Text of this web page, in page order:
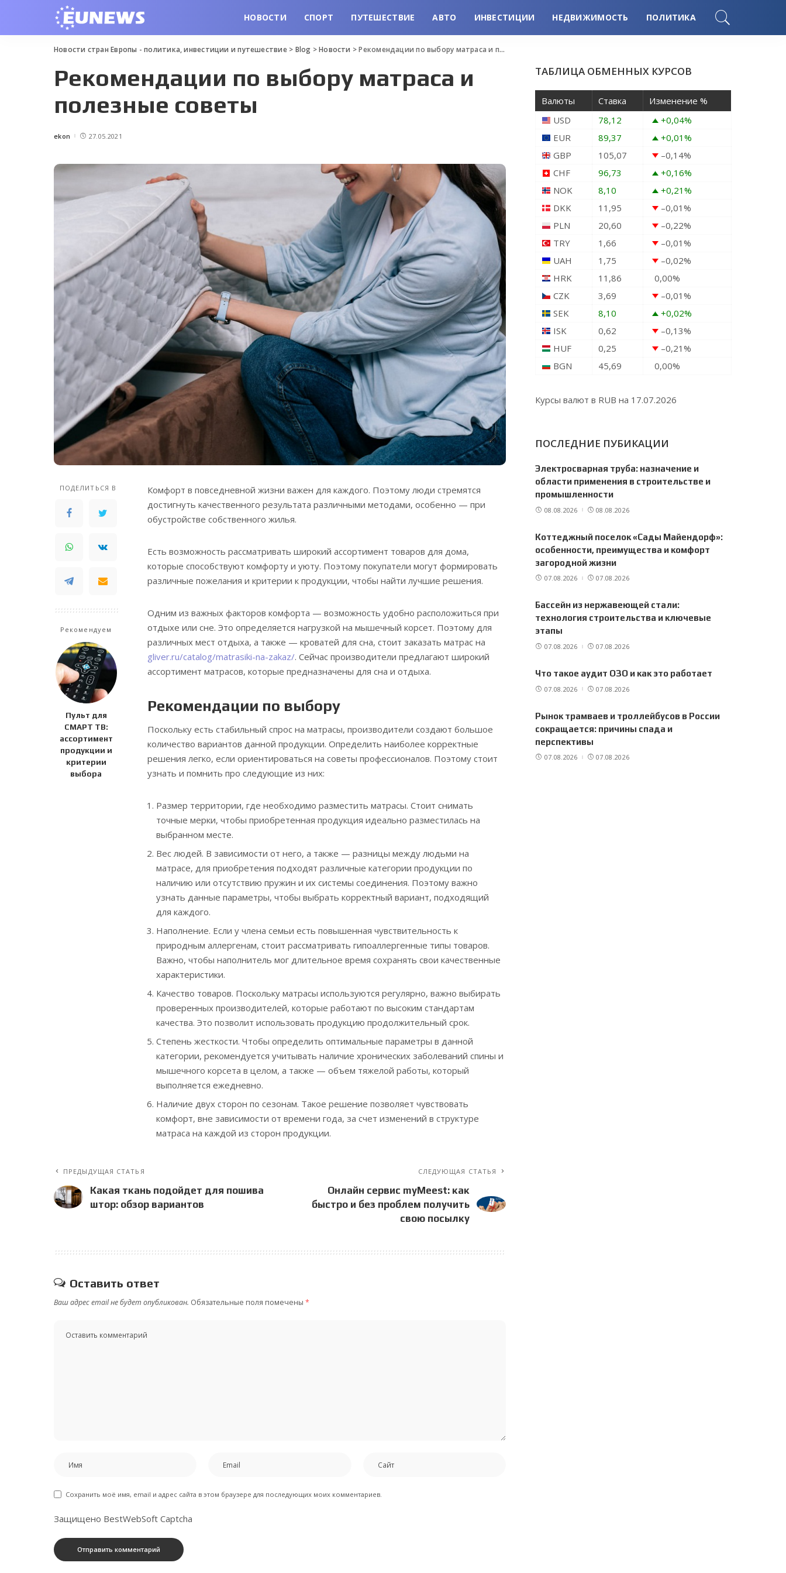
НОВОСТИ СПОРТ ПУТЕШЕСТВИЕ АВТО ИНВЕСТИЦИИ НЕДВИЖИМОСТЬ ПОЛИТИКА
Новости стран Европы - политика, инвестиции и путешествие> Blog >Новости >Рекомендации по выбору матраса и полезные советы
Рекомендации по выбору матраса и
полезные советы
Posted
ekon 27.05.2021
ПОДЕЛИТЬСЯ В
Рекомендуем
Пульт для
СМАРТ ТВ:
ассортимент
продукции и
критерии
выбора
Комфорт в повседневной жизни важен для каждого. Поэтому люди стремятся
достигнуть качественного результата различными методами, особенно — при
обустройстве собственного жилья.
Есть возможность рассматривать широкий ассортимент товаров для дома,
которые способствуют комфорту и уюту. Поэтому покупатели могут формировать
различные пожелания и критерии к продукции, чтобы найти лучшие решения.
Одним из важных факторов комфорта — возможность удобно расположиться при
отдыхе или сне. Это определяется нагрузкой на мышечный корсет. Поэтому для
различных мест отдыха, а также — кроватей для сна, стоит заказать матрас на
gliver.ru/catalog/matrasiki-na-zakaz/. Сейчас производители предлагают широкий
ассортимент матрасов, которые предназначены для сна и отдыха.
Рекомендации по выбору
Поскольку есть стабильный спрос на матрасы, производители создают большое
количество вариантов данной продукции. Определить наиболее корректные
решения легко, если ориентироваться на советы профессионалов. Поэтому стоит
узнать и помнить про следующие из них:
Размер территории, где необходимо разместить матрасы. Стоит снимать
точные мерки, чтобы приобретенная продукция идеально разместилась на
выбранном месте.
Вес людей. В зависимости от него, а также — разницы между людьми на
матрасе, для приобретения подходят различные категории продукции по
наличию или отсутствию пружин и их системы соединения. Поэтому важно
узнать данные параметры, чтобы выбрать корректный вариант, подходящий
для каждого.
Наполнение. Если у члена семьи есть повышенная чувствительность к
природным аллергенам, стоит рассматривать гипоаллергенные типы товаров.
Важно, чтобы наполнитель мог длительное время сохранять свои качественные
характеристики.
Качество товаров. Поскольку матрасы используются регулярно, важно выбирать
проверенных производителей, которые работают по высоким стандартам
качества. Это позволит использовать продукцию продолжительный срок.
Степень жесткости. Чтобы определить оптимальные параметры в данной
категории, рекомендуется учитывать наличие хронических заболеваний спины и
мышечного корсета в целом, а также — объем тяжелой работы, который
выполняется ежедневно.
Наличие двух сторон по сезонам. Такое решение позволяет чувствовать
комфорт, вне зависимости от времени года, за счет изменений в структуре
матраса на каждой из сторон продукции.
ПРЕДЫДУЩАЯ СТАТЬЯ
Какая ткань подойдет для пошива
штор: обзор вариантов
СЛЕДУЮЩАЯ СТАТЬЯ
Онлайн сервис myMeest: как
быстро и без проблем получить
свою посылку
Оставить ответ
Ваш адрес email не будет опубликован. Обязательные поля помечены *
Сохранить моё имя, email и адрес сайта в этом браузере для последующих моих комментариев.
Защищено BestWebSoft Captcha
ТАБЛИЦА ОБМЕННЫХ КУРСОВ
Валюты Ставка
Изменение %
USD
78,12 +0,04%
EUR
89,37 +0,01%
GBP
105,07 –0,14%
CHF
96,73 +0,16%
NOK
8,10 +0,21%
DKK
11,95 –0,01%
PLN
20,60 –0,22%
TRY
1,66 –0,01%
UAH
1,75 –0,02%
HRK
11,86 0,00%
CZK
3,69 –0,01%
SEK
8,10 +0,02%
ISK
0,62 –0,13%
HUF
0,25 –0,21%
BGN
45,69 0,00%
Курсы валют в RUB на 17.07.2026
ПОСЛЕДНИЕ ПУБИКАЦИИ
Электросварная труба: назначение и
области применения в строительстве и
промышленности
08.08.2026 08.08.2026
Коттеджный поселок «Сады Майендорф»:
особенности, преимущества и комфорт
загородной жизни
07.08.2026 07.08.2026
Бассейн из нержавеющей стали:
технология строительства и ключевые
этапы
07.08.2026 07.08.2026
Что такое аудит ОЗО и как это работает
07.08.2026 07.08.2026
Рынок трамваев и троллейбусов в России
сокращается: причины спада и
перспективы
07.08.2026 07.08.2026